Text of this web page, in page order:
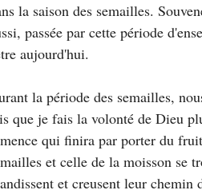
la saison des semailles.
passée par cette période
aujourd'hui.
la période des semailles,
que je fais la volonté de Dieu
qui finira par porter du
et celle de la moisson se
et creusent leur chemin